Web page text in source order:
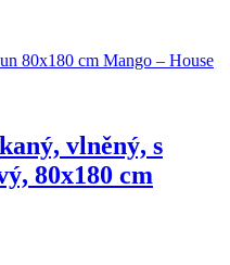
vlněný, s
80x180 cm